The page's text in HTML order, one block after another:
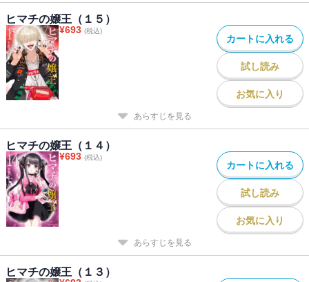
ヒマチの嬢王（１５）
¥693 (税込)
カートに入れる
試し読み
お気に入り
あらすじを見る
ヒマチの嬢王（１４）
¥693 (税込)
カートに入れる
試し読み
お気に入り
あらすじを見る
ヒマチの嬢王（１３）